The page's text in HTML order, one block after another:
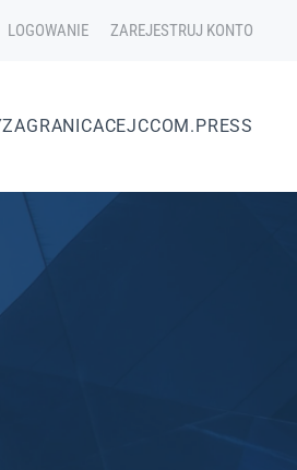
LOGOWANIE ZAREJESTRUJ KONTO
ZAGRANICACEJCCOM.PRESS